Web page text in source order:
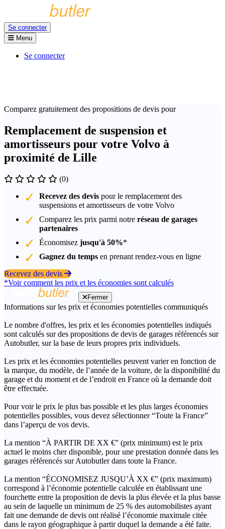
Se connecter
Menu
Se connecter
Comparez gratuitement des propositions de devis pour
Remplacement de suspension et
amortisseurs pour votre Volvo à
proximité de Lille
(0)
Recevez des devis pour le remplacement des
suspensions et amortisseurs de votre Volvo
Comparez les prix parmi notre réseau de garages
partenaires
Économisez jusqu'à 50%*
Gagnez du temps en prenant rendez-vous en ligne
Recevez des devis
*Voir comment les prix et les économies sont calculés
Fermer
Informations sur les prix et économies potentielles communiqués
Le nombre d'offres, les prix et les économies potentielles indiqués
sont calculés sur des propositions de devis de garages référencés sur
Autobutler, sur la base de leurs propres prix individuels.
Les prix et les économies potentielles peuvent varier en fonction de
la marque, du modèle, de l’année de la voiture, de la disponibilité du
garage et du moment et de l’endroit en France où la demande doit
être effectuée.
Pour voir le prix le plus bas possible et les plus larges économies
potentielles possibles, vous devez sélectionner “Toute la France”
dans l’aperçu de vos devis.
La mention “À PARTIR DE XX €” (prix minimum) est le prix
actuel le moins cher disponible, pour une prestation donnée dans les
garages référencés sur Autobutler dans toute la France.
La mention “ÉCONOMISEZ JUSQU’À XX €” (prix maximum)
correspond à l’économie potentielle calculée en établissant une
fourchette entre la proposition de devis la plus élevée et la plus basse
au sein de laquelle un minimum de 25 % des automobilistes ayant
fait une demande de devis ont réalisé l’économie maximale citée
dans le rayon géographique à partir duquel la demande a été faite.